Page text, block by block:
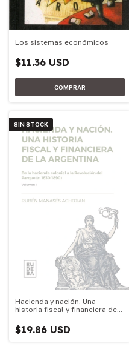
Los sistemas económicos
$11.36 USD
SIN STOCK
Hacienda y nación. Una
historia fiscal y financiera de
$19.86 USD